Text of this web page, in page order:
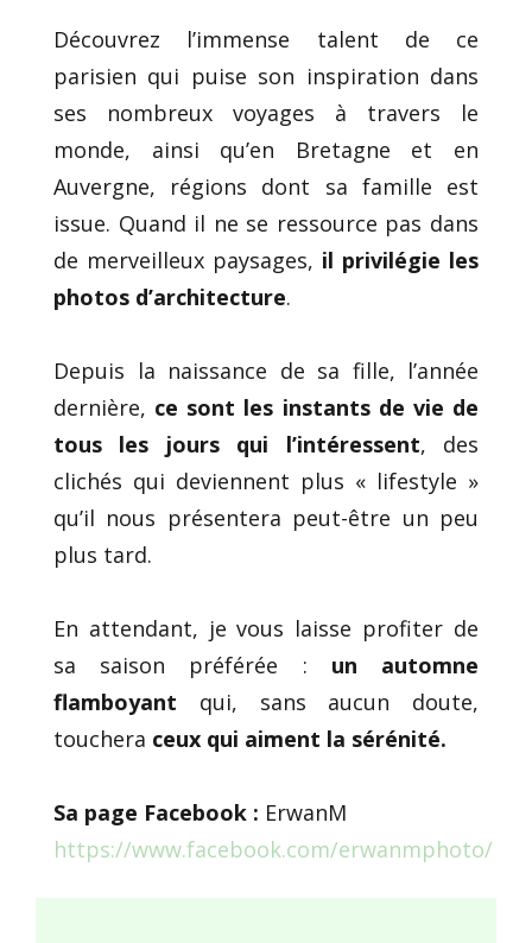
Découvrez l’immense talent de ce
parisien qui puise son inspiration dans
ses nombreux voyages à travers le
monde, ainsi qu’en Bretagne et en
Auvergne, régions dont sa famille est
issue. Quand il ne se ressource pas dans
de merveilleux paysages, il privilégie les
photos d’architecture.
Depuis la naissance de sa fille, l’année
dernière, ce sont les instants de vie de
tous les jours qui l’intéressent, des
clichés qui deviennent plus « lifestyle »
qu’il nous présentera peut-être un peu
plus tard.
En attendant, je vous laisse profiter de
sa saison préférée : un automne
flamboyant qui, sans aucun doute,
touchera ceux qui aiment la sérénité.
Sa page Facebook : ErwanM
https://www.facebook.com/erwanmphoto/